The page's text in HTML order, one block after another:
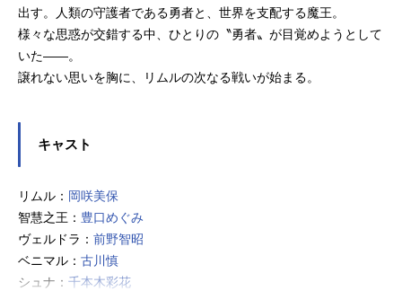
出す。人類の守護者である勇者と、世界を支配する魔王。
様々な思惑が交錯する中、ひとりの〝勇者〟が目覚めようとして
いた――。
譲れない思いを胸に、リムルの次なる戦いが始まる。
キャスト
リムル： 岡咲美保
智慧之王： 豊口めぐみ
ヴェルドラ： 前野智昭
ベニマル： 古川慎
シュナ： 千本木彩花